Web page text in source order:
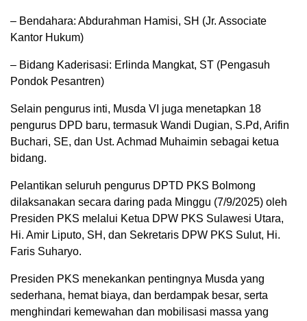
– Bendahara: Abdurahman Hamisi, SH (Jr. Associate
Kantor Hukum)
– Bidang Kaderisasi: Erlinda Mangkat, ST (Pengasuh
Pondok Pesantren)
Selain pengurus inti, Musda VI juga menetapkan 18
pengurus DPD baru, termasuk Wandi Dugian, S.Pd, Arifin
Buchari, SE, dan Ust. Achmad Muhaimin sebagai ketua
bidang.
Pelantikan seluruh pengurus DPTD PKS Bolmong
dilaksanakan secara daring pada Minggu (7/9/2025) oleh
Presiden PKS melalui Ketua DPW PKS Sulawesi Utara,
Hi. Amir Liputo, SH, dan Sekretaris DPW PKS Sulut, Hi.
Faris Suharyo.
Presiden PKS menekankan pentingnya Musda yang
sederhana, hemat biaya, dan berdampak besar, serta
menghindari kemewahan dan mobilisasi massa yang